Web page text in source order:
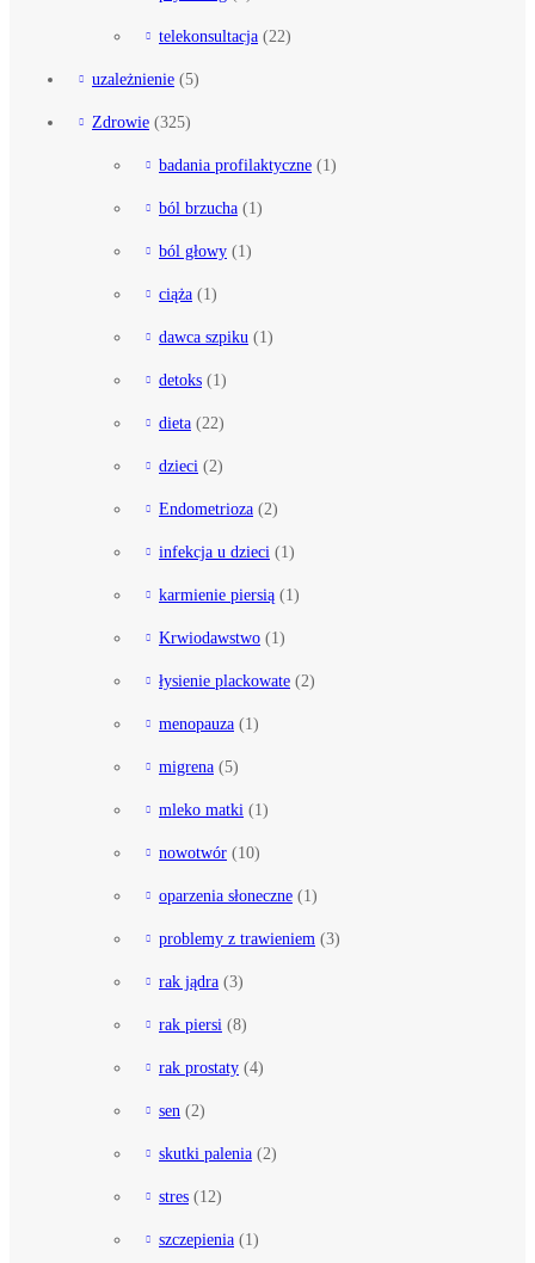
telekonsultacja (22)
uzależnienie (5)
Zdrowie (325)
badania profilaktyczne (1)
ból brzucha (1)
ból głowy (1)
ciąża (1)
dawca szpiku (1)
detoks (1)
dieta (22)
dzieci (2)
Endometrioza (2)
infekcja u dzieci (1)
karmienie piersią (1)
Krwiodawstwo (1)
łysienie plackowate (2)
menopauza (1)
migrena (5)
mleko matki (1)
nowotwór (10)
oparzenia słoneczne (1)
problemy z trawieniem (3)
rak jądra (3)
rak piersi (8)
rak prostaty (4)
sen (2)
skutki palenia (2)
stres (12)
szczepienia (1)